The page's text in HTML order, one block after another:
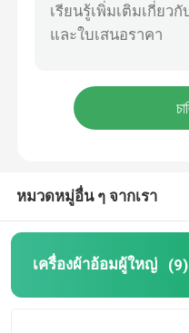
เครื่อง Underpad
เครื่องกางเกงไม่หยุดยั้ง
หมวดหมู่อื่น ๆ จากเรา
เครื่องผ้าอ้อมผู้ใหญ่ (9)